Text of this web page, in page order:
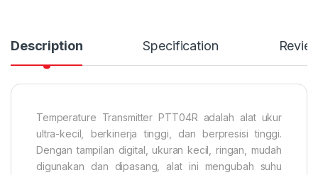
Description Specification
Temperature Transmitter PTT04R adalah alat ukur
ultra-kecil, berkinerja tinggi, dan berpresisi tinggi.
Dengan tampilan digital, ukuran kecil, ringan, mudah
digunakan dan dipasang, alat ini mengubah suhu